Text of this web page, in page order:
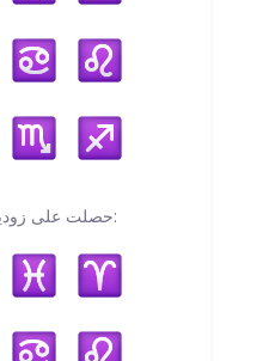
حصلت على زودياك شريك حياتك: